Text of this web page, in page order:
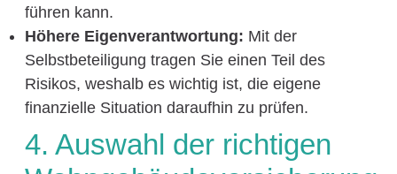
führen kann.
Höhere Eigenverantwortung: Mit der
Selbstbeteiligung tragen Sie einen Teil des
Risikos, weshalb es wichtig ist, die eigene
finanzielle Situation daraufhin zu prüfen.
4. Auswahl der richtigen